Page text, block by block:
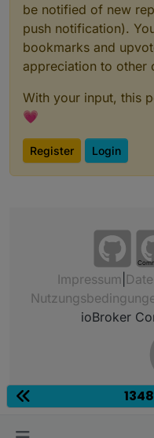
be notified of new
push notification).
bookmarks and
appreciation to other
With your input, this
💗
Register Login
Impressum
ioBroker